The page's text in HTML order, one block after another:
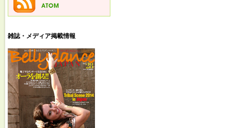
雑誌・メディア掲載情報